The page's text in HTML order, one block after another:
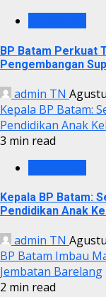
BP Batam Perkuat
Pengembangan
admin TN
Kepala BP Batam:
Pendidikan Anak
3 min read
Kepala BP Batam:
Pendidikan Anak
admin TN
BP Batam Imbau
Jembatan Barelang
2 min read